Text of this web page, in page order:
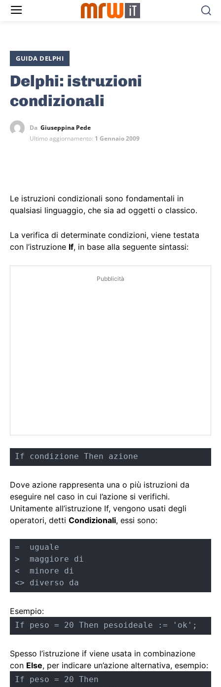
GUIDA DELPHI
Delphi: istruzioni
condizionali
Da Giuseppina Pede
Ultimo aggiornamento: 1 Gennaio 2009
Le istruzioni condizionali sono fondamentali in
qualsiasi linguaggio, che sia ad oggetti o classico.
La verifica di determinate condizioni, viene testata
con l’istruzione If, in base alla seguente sintassi:
Pubblicità
If condizione Then azione
Dove azione rappresenta una o più istruzioni da
eseguire nel caso in cui l’azione si verifichi.
Unitamente all’istruzione If, vengono usati degli
operatori, detti Condizionali, essi sono:
=  uguale
>  maggiore di
<  minore di
<> diverso da
Esempio:
If peso = 20 Then pesoideale := 'ok';
Spesso l’istruzione if viene usata in combinazione
con Else, per indicare un’azione alternativa, esempio:
If peso = 20 Then